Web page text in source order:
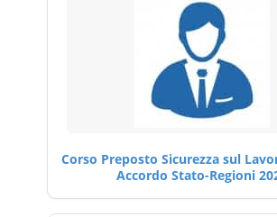
Corso Preposto Sicurezza sul
Accordo Stato-Regioni